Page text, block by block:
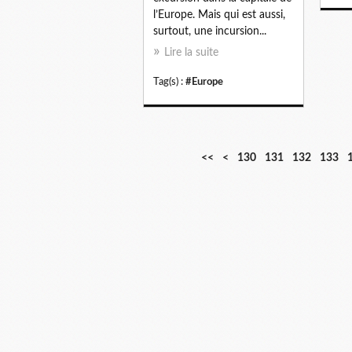
l’Europe. Mais qui est aussi,
surtout, une incursion...
Lire la suite
Tag(s) : #Europe
<< <
1
1
1
130 131 132 133